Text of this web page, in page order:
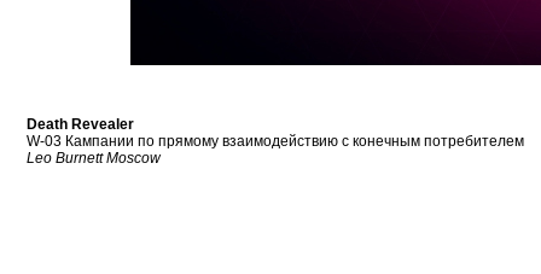
Death Revealer
W-03 Кампании по прямому взаимодействию с конечным потребителем
Leo Burnett Moscow